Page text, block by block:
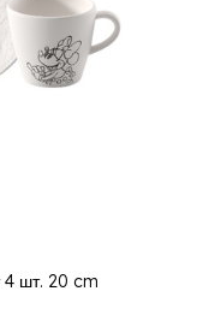
4 шт. 20 cm